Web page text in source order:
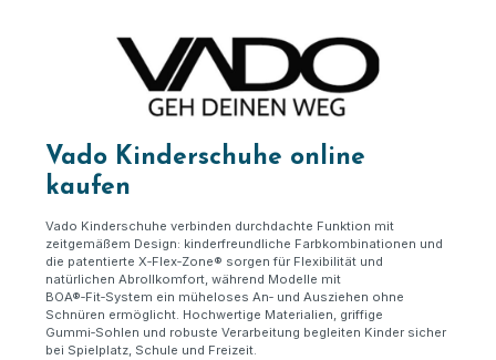
Vado Kinderschuhe online
kaufen
Vado Kinderschuhe verbinden durchdachte Funktion mit
zeitgemäßem Design: kinderfreundliche Farbkombinationen und
die patentierte X‑Flex‑Zone® sorgen für Flexibilität und
natürlichen Abrollkomfort, während Modelle mit
BOA®‑Fit‑System ein müheloses An‑ und Ausziehen ohne
Schnüren ermöglicht. Hochwertige Materialien, griffige
Gummi‑Sohlen und robuste Verarbeitung begleiten Kinder sicher
bei Spielplatz, Schule und Freizeit.